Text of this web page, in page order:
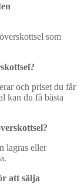
som
och priset du får
kan du få bästa
lagras eller
att sälja